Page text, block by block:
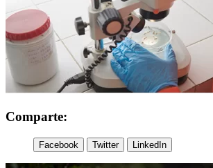
Comparte:
Facebook Twitter LinkedIn